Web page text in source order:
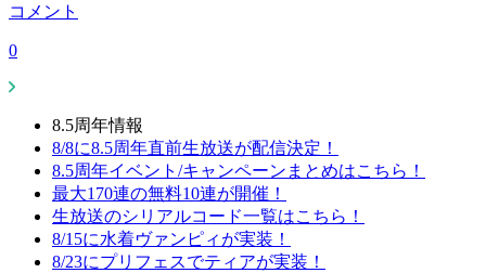
コメント
0
8.5周年情報
8/8に8.5周年直前生放送が配信決定！
8.5周年イベント/キャンペーンまとめはこちら！
最大170連の無料10連が開催！
生放送のシリアルコード一覧はこちら！
8/15に水着ヴァンピィが実装！
8/23にプリフェスでティアが実装！